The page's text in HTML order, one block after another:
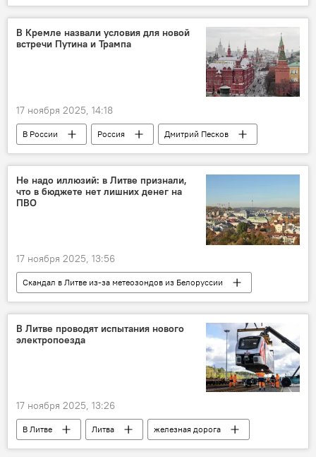
еврокомиссар
Андрюс Кубилюс
Украина
ВСУ
восточный фланг НАТО
В Кремле назвали условия для новой
встречи Путина и Трампа
17 ноября 2025, 14:18
В России Россия
Дмитрий Песков
Кремль
Дональд Трамп
Не надо иллюзий: в Литве признали,
что в бюджете нет лишних денег на
ПВО
17 ноября 2025, 13:56
Скандал в Литве из-за метеозондов из Белоруссии
В Литве
Литва
ПВО
расходы на оборонку
В Литве проводят испытания нового
электропоезда
17 ноября 2025, 13:26
В Литве Литва
железная дорога
поезд
"Литовские железные дороги"